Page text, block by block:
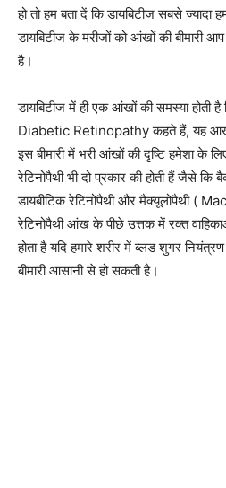
हो तो हम बता दें कि डायबिटीज सबसे ज्यादा
डायबिटीज के मरीजों को आंखों की बीमारी
है।
डायबिटीज में ही एक आंखों की समस्या होती है
Diabetic Retinopathy कहते हैं, यह आखों
इस बीमारी में भरी आंखों की दृष्टि हमेशा के
रेटिनोपैथी भी दो प्रकार की होती हैं जैसे
डायबीटिक रेटिनोपैथी और मैक्यूलोपैथी (
रेटिनोपैथी आंख के पीछे उत्तक में रक्त
होता है यदि हमारे शरीर में ब्लड शुगर
बीमारी आसानी से हो सकती है।